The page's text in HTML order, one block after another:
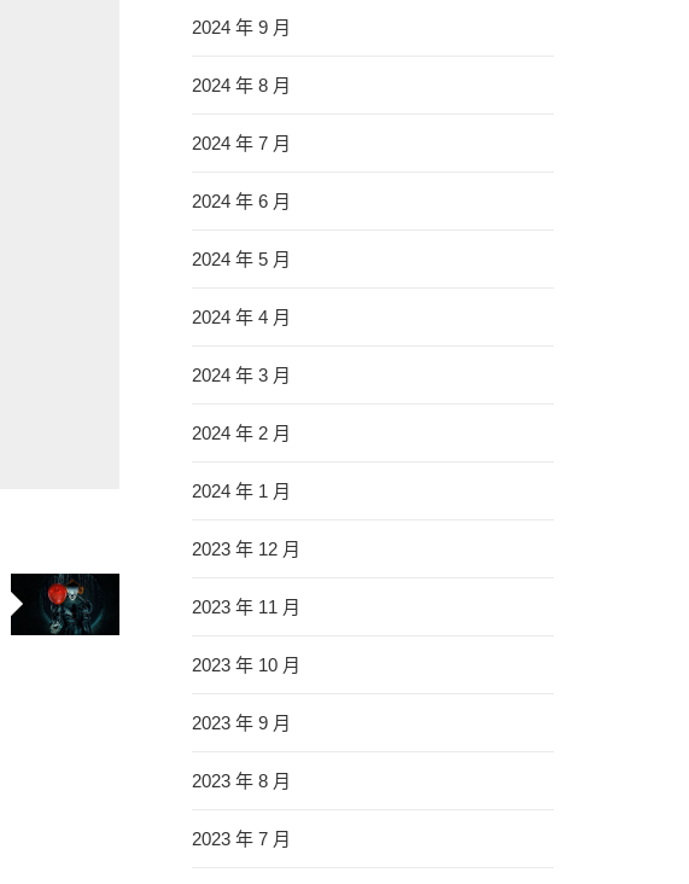
2024 年 9 月
2024 年 8 月
2024 年 7 月
2024 年 6 月
2024 年 5 月
2024 年 4 月
2024 年 3 月
2024 年 2 月
2024 年 1 月
2023 年 12 月
2023 年 11 月
2023 年 10 月
2023 年 9 月
2023 年 8 月
2023 年 7 月